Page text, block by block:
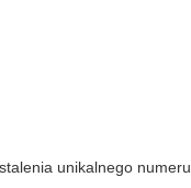
unikalnego numeru